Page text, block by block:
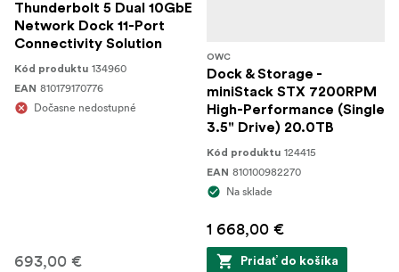
Thunderbolt 5 Dual 10GbE
Network Dock 11-Port
Connectivity Solution
Kód produktu 134960
EAN 810179170776
Dočasne nedostupné
693,00 €
OWC
Dock & Storage -
miniStack STX 7200RPM
High-Performance (Single
3.5" Drive) 20.0TB
Kód produktu 124415
EAN 810100982270
Na sklade
1 668,00 €
Pridať do košíka